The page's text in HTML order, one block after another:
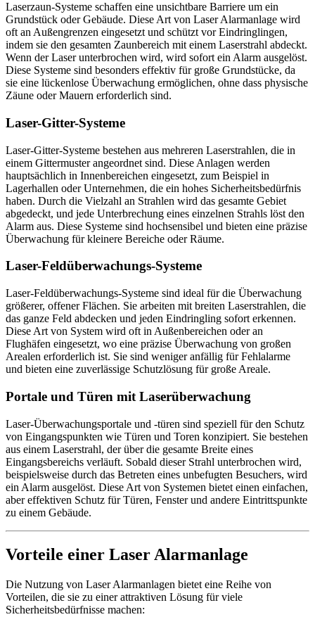
Laserzaun-Systeme schaffen eine unsichtbare Barriere um ein
Grundstück oder Gebäude. Diese Art von Laser Alarmanlage wird
oft an Außengrenzen eingesetzt und schützt vor Eindringlingen,
indem sie den gesamten Zaunbereich mit einem Laserstrahl abdeckt.
Wenn der Laser unterbrochen wird, wird sofort ein Alarm ausgelöst.
Diese Systeme sind besonders effektiv für große Grundstücke, da
sie eine lückenlose Überwachung ermöglichen, ohne dass physische
Zäune oder Mauern erforderlich sind.
Laser-Gitter-Systeme
Laser-Gitter-Systeme bestehen aus mehreren Laserstrahlen, die in
einem Gittermuster angeordnet sind. Diese Anlagen werden
hauptsächlich in Innenbereichen eingesetzt, zum Beispiel in
Lagerhallen oder Unternehmen, die ein hohes Sicherheitsbedürfnis
haben. Durch die Vielzahl an Strahlen wird das gesamte Gebiet
abgedeckt, und jede Unterbrechung eines einzelnen Strahls löst den
Alarm aus. Diese Systeme sind hochsensibel und bieten eine präzise
Überwachung für kleinere Bereiche oder Räume.
Laser-Feldüberwachungs-Systeme
Laser-Feldüberwachungs-Systeme sind ideal für die Überwachung
größerer, offener Flächen. Sie arbeiten mit breiten Laserstrahlen, die
das ganze Feld abdecken und jeden Eindringling sofort erkennen.
Diese Art von System wird oft in Außenbereichen oder an
Flughäfen eingesetzt, wo eine präzise Überwachung von großen
Arealen erforderlich ist. Sie sind weniger anfällig für Fehlalarme
und bieten eine zuverlässige Schutzlösung für große Areale.
Portale und Türen mit Laserüberwachung
Laser-Überwachungsportale und -türen sind speziell für den Schutz
von Eingangspunkten wie Türen und Toren konzipiert. Sie bestehen
aus einem Laserstrahl, der über die gesamte Breite eines
Eingangsbereichs verläuft. Sobald dieser Strahl unterbrochen wird,
beispielsweise durch das Betreten eines unbefugten Besuchers, wird
ein Alarm ausgelöst. Diese Art von Systemen bietet einen einfachen,
aber effektiven Schutz für Türen, Fenster und andere Eintrittspunkte
zu einem Gebäude.
Vorteile einer Laser Alarmanlage
Die Nutzung von Laser Alarmanlagen bietet eine Reihe von
Vorteilen, die sie zu einer attraktiven Lösung für viele
Sicherheitsbedürfnisse machen: